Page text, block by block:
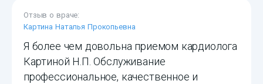
Отзыв о враче:
Картина Наталья Прокопьевна
Я более чем довольна приемом кардиолога
Картиной Н.П. Обслуживание
профессиональное, качественное и